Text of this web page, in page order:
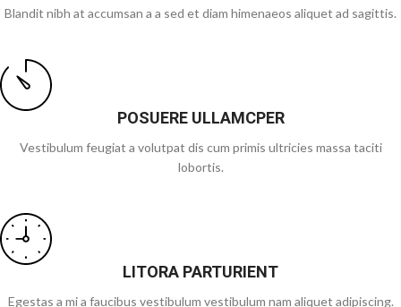
Blandit nibh at accumsan a a sed et diam himenaeos aliquet ad sagittis.
POSUERE ULLAMCPER
Vestibulum feugiat a volutpat dis cum primis ultricies massa taciti
lobortis.
LITORA PARTURIENT
Egestas a mi a faucibus vestibulum vestibulum nam aliquet adipiscing.